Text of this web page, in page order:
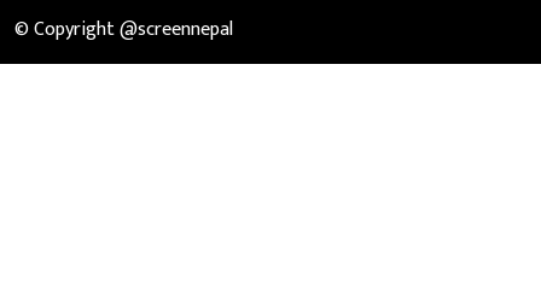
© Copyright @screennepal